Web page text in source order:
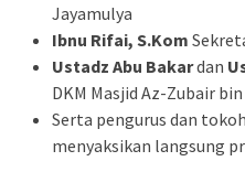
Jayamulya
Ibnu Rifai, S.Kom
Ustadz Abu Bakardan
DKM Masjid Az-Zubair
Serta pengurus dan
menyaksikan langsung